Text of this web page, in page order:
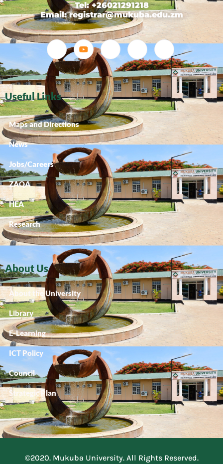
Tel: +26021291218
Email: registrar@mukuba.edu.zm
Useful Links
Maps and Directions
News
Jobs/Careers
ZAQA
HEA
Research
About Us
About the University
Library
E-Learning
ICT Policy
Council
Strategic Plan
©2020. Mukuba University. All Rights Reserved.